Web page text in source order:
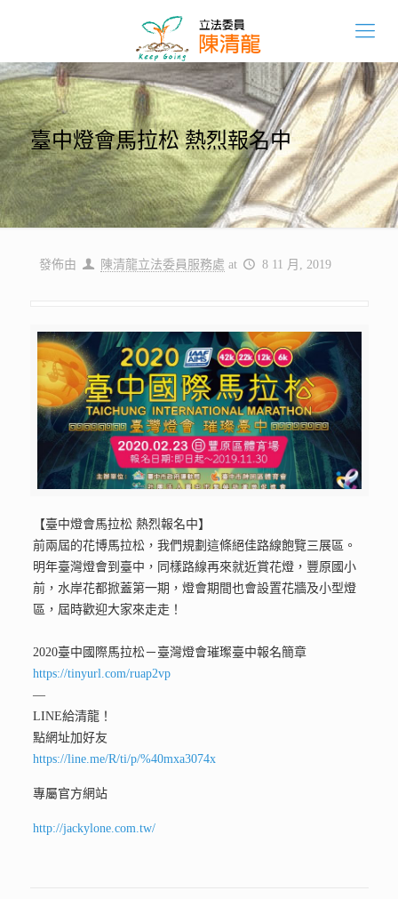
臺中燈會馬拉松 熱烈報名中
發佈由 陳清龍立法委員服務處 at 8 11 月, 2019
【臺中燈會馬拉松 熱烈報名中】
前兩屆的花博馬拉松，我們規劃這條絕佳路線飽覽三展區。
明年臺灣燈會到臺中，同樣路線再來就近賞花燈，豐原國小
前，水岸花都掀蓋第一期，燈會期間也會設置花牆及小型燈
區，屆時歡迎大家來走走！
2020臺中國際馬拉松－臺灣燈會璀璨臺中報名簡章
https://tinyurl.com/ruap2vp
—
LINE給清龍！
點網址加好友
https://line.me/R/ti/p/%40mxa3074x
專屬官方網站
http://jackylone.com.tw/